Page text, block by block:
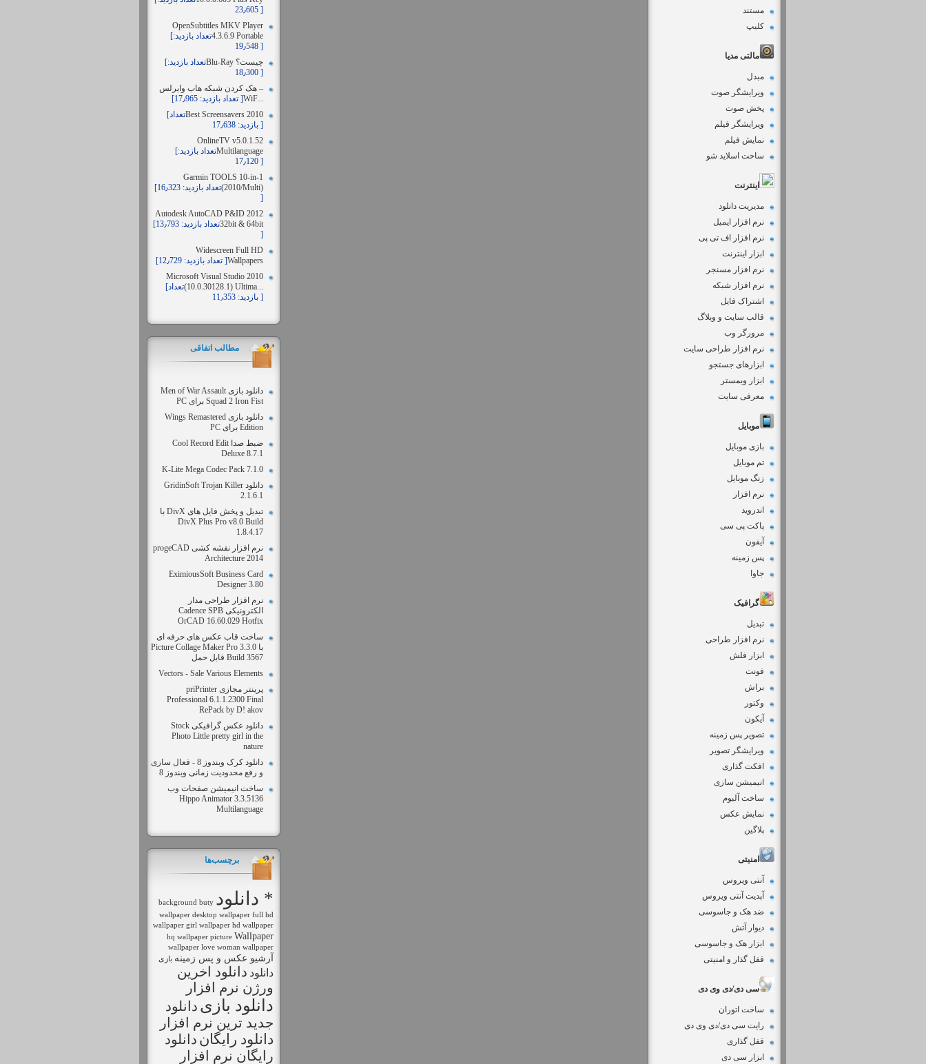
مستند
کلیپ
مالتی مدیا
مبدل
ویرایشگر صوت
پخش صوت
ویرایشگر فیلم
نمایش فیلم
ساخت اسلاید شو
اینترنت
مدیریت دانلود
نرم افزار ایمیل
نرم افزار اف تی پی
ابزار اینترنت
نرم افزار مسنجر
نرم افزار شبکه
اشتراک فایل
قالب سایت و وبلاگ
مرورگر وب
نرم افزار طراحی سایت
ابزارهای جستجو
ابزار وبمستر
معرفی سایت
موبایل
بازی موبایل
تم موبایل
زنگ موبایل
نرم افزار
اندروید
پاکت پی سی
آیفون
پس زمینه
جاوا
گرافیک
تبدیل
نرم افزار طراحی
ابزار فلش
فونت
براش
وکتور
آیکون
تصویر پس زمینه
ویرایشگر تصویر
افکت گذاری
انیمیشن سازی
ساخت آلبوم
نمایش عکس
پلاگین
امنیتی
آنتی ویروس
آپدیت آنتی ویروس
ضد هک و جاسوسی
دیوار آتش
ابزار هک و جاسوسی
قفل گذار و امنیتی
سی دی/دی وی دی
ساخت اتوران
رایت سی دی/دی وی دی
قفل گذاری
ابزار سی دی
23٫605 ]
OpenSubtitles MKV Player
4.3.6.9 Portable
[تعداد بازدید:
19٫548 ]
Blu-Ray چیست؟
[تعداد بازدید:
18٫300 ]
هک کردن شبکه هاب وایرلس –
WiF...[تعداد بازدید: 17٫965 ]
Best Screensavers 2010
[تعداد
بازدید: 17٫638 ]
OnlineTV v5.0.1.52
Multilanguage
[تعداد بازدید:
17٫120 ]
Garmin TOOLS 10-in-1
(2010/Multi)
[تعداد بازدید: 16٫323
]
Autodesk AutoCAD P&ID 2012
32bit & 64bit
[تعداد بازدید: 13٫793
]
Widescreen Full HD
Wallpapers[تعداد بازدید: 12٫729 ]
Microsoft Visual Studio 2010
(10.0.30128.1) Ultima...
[تعداد
بازدید: 11٫353 ]
مطالب اتفاقی
دانلود بازی Men of War Assault
Squad 2 Iron Fist برای PC
دانلود بازی Wings Remastered
Edition برای PC
ضبط صدا Cool Record Edit
Deluxe 8.7.1
K-Lite Mega Codec Pack 7.1.0
دانلود GridinSoft Trojan Killer
2.1.6.1
تبديل و پخش فایل های DivX با
DivX Plus Pro v8.0 Build
1.8.4.17
نرم افزار نقشه کشی progeCAD
Architecture 2014
EximiousSoft Business Card
Designer 3.80
نرم افزار طراحی مدار
الکترونیکی Cadence SPB
OrCAD 16.60.029 Hotfix
ساخت قاب عکس های حرفه ای
با Picture Collage Maker Pro 3.3.0
Build 3567 قابل حمل
Vectors - Sale Various Elements
پرینتر مجازی priPrinter
Professional 6.1.1.2300 Final
RePack by D! akov
دانلود عکس گرافیکی Stock
Photo Little pretty girl in the
nature
دانلود کرک ویندوز 8 - فعال سازی
و رفع محدودیت زمانی ویندوز 8
ساخت انیمیشن صفحات وب
Hippo Animator 3.3.5136
Multilanguage
برچسب‌ها
* دانلود background buty
wallpaper desktop wallpaper full hd
wallpaper girl wallpaper hd wallpaper
hq wallpaper picture Wallpaper
wallpaper love woman wallpaper
آرشیو عکس و پس زمینه بازی
دانلود دانلود اخرين
ورژن نرم افزار
دانلود بازی دانلود
جديد ترين نرم افزار
دانلود رايگان دانلود
رايگان نرم افزار